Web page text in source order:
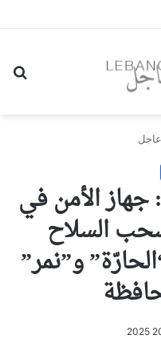
عاجل
الأمن في
السلاح
و”نمر”